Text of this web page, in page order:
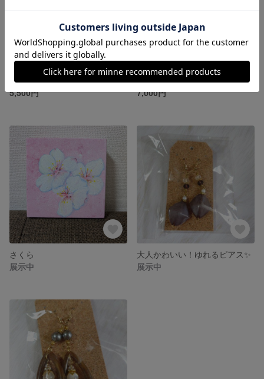
ピンクのガーベラ
5,500円
カラフルブロッサム
7,000円
さくら
展示中
大人かわいい！ゆれるピアス✨
展示中